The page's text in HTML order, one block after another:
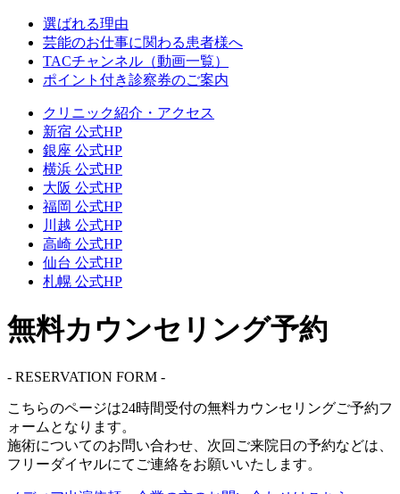
選ばれる理由
芸能のお仕事に関わる患者様へ
TACチャンネル（動画一覧）
ポイント付き診察券のご案内
クリニック紹介・アクセス
新宿 公式HP
銀座 公式HP
横浜 公式HP
大阪 公式HP
福岡 公式HP
川越 公式HP
高崎 公式HP
仙台 公式HP
札幌 公式HP
無料カウンセリング予約
- RESERVATION FORM -
こちらのページは24時間受付の無料カウンセリングご予約フ
ォームとなります。
施術についてのお問い合わせ、次回ご来院日の予約などは、
フリーダイヤルにてご連絡をお願いいたします。